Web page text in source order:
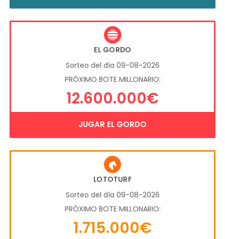
EL GORDO
Sorteo del día 09-08-2026
PRÓXIMO BOTE MILLONARIO:
12.600.000€
JUGAR EL GORDO
LOTOTURF
Sorteo del día 09-08-2026
PRÓXIMO BOTE MILLONARIO:
1.715.000€